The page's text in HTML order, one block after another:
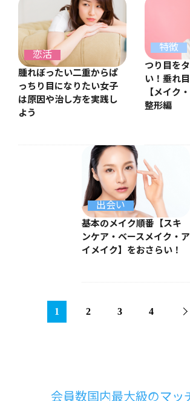
恋活
腫れぼったい二重からぱ
っちり目になりたい女子
は原因や治し方を実践し
よう
特徴
つり目を
い！垂れ
【メイク
整形編
出会い
基本のメイク順番【スキ
ンケア・ベースメイク・ア
イメイク】をおさらい！
1 2 3 4